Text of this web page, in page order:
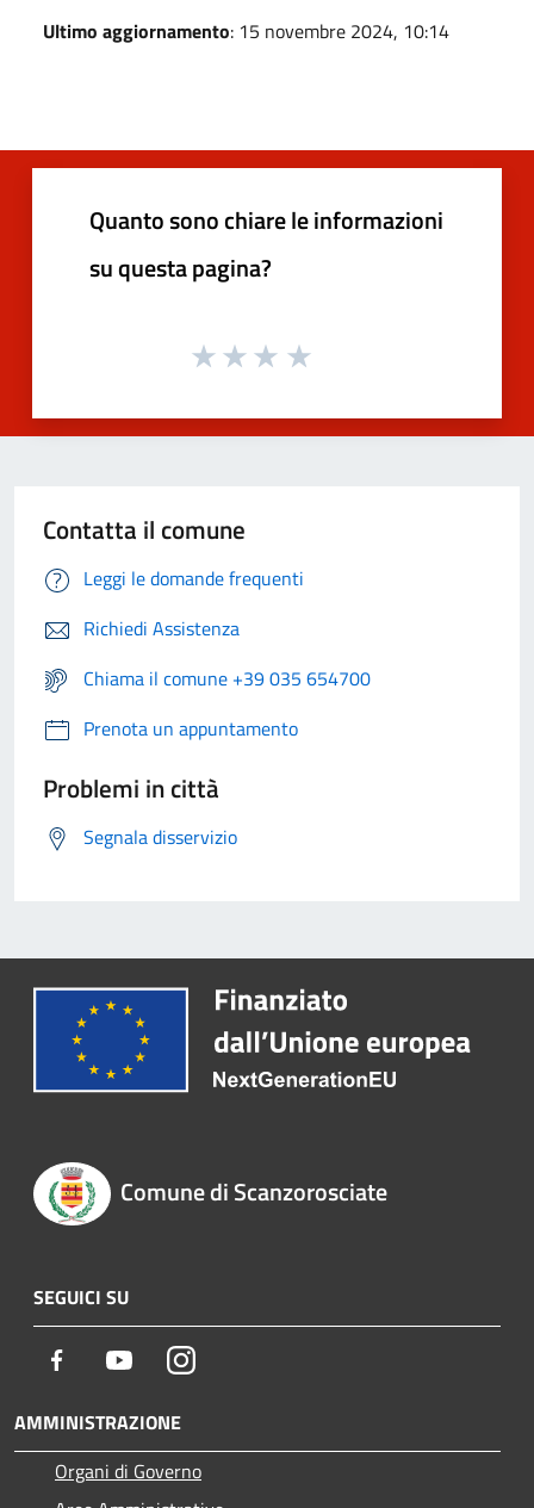
Ultimo aggiornamento: 15 novembre 2024, 10:14
Quanto sono chiare le informazioni
su questa pagina?
Contatta il comune
Leggi le domande frequenti
Richiedi Assistenza
Chiama il comune +39 035 654700
Prenota un appuntamento
Problemi in città
Segnala disservizio
Comune di Scanzorosciate
SEGUICI SU
Facebook YoutubeInstagram
AMMINISTRAZIONE
Organi di Governo